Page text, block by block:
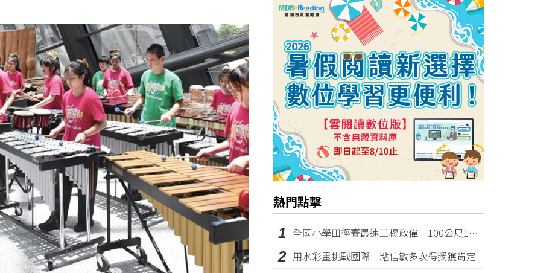
熱門點擊
1 全國小學田徑賽最速王楊政偉 100公尺11秒87奪金
2 用水彩畫挑戰國際 粘信敏多次得獎獲肯定